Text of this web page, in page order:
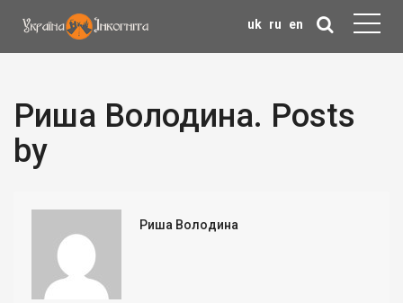
uk ru en
Риша Володина. Posts
by
Риша Володина